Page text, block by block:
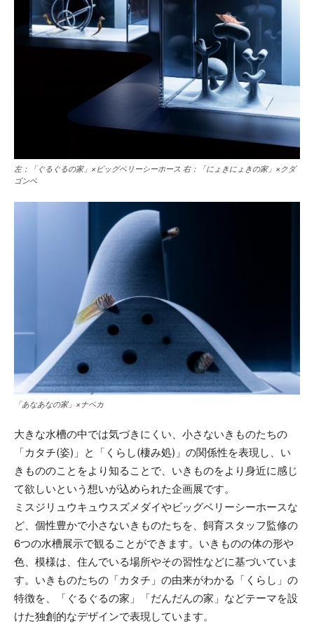
左：「ぐるぐるの家」×ビッグベリーシーホース 右：「にょきにょきの家」×クダ
ゴンベ
「あなあなの家」×ナベカ
大きな水槽の中では気づきにくい、小さないきものたちの
「カタチ(姿)」と「くらし(棲み処)」の関係性を表現し、い
きもののことをより知ることで、いきものをより身近に感じ
て欲しいという想いが込められた企画展です。
ミスジリュウキュウスズメダイやビッグベリーシーホースな
ど、個性豊かで小さないきものたちを、飼育スタッフ監修の
6つの水槽展示で観ることができます。いきものの体の形や
色、模様は、住んでいる場所やその習性などに基づいていま
す。いきものたちの「カタチ」の由来がわかる「くらし」の
特徴を、「ぐるぐるの家」「だんだんの家」などテーマを設
けた独創的なデザインで表現しています。